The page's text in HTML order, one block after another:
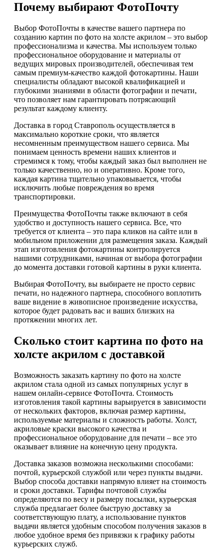
Почему выбирают ФотоПочту
Выбор ФотоПочты в качестве вашего партнера по
созданию картин по фото на холсте акрилом – это выбор
профессионализма и качества. Мы используем только
профессиональное оборудование и материалы от
ведущих мировых производителей, обеспечивая тем
самым премиум-качество каждой фотокартины. Наши
специалисты обладают высокой квалификацией и
глубокими знаниями в области фотографии и печати,
что позволяет нам гарантировать потрясающий
результат каждому клиенту.
Доставка в город Ставрополь осуществляется в
максимально короткие сроки, что является
несомненным преимуществом нашего сервиса. Мы
понимаем ценность времени наших клиентов и
стремимся к тому, чтобы каждый заказ был выполнен не
только качественно, но и оперативно. Кроме того,
каждая картина тщательно упаковывается, чтобы
исключить любые повреждения во время
транспортировки.
Преимущества ФотоПочты также включают в себя
удобство и доступность нашего сервиса. Все, что
требуется от клиента – это пара кликов на сайте или в
мобильном приложении для размещения заказа. Каждый
этап изготовления фотокартины контролируется
нашими сотрудниками, начиная от выбора фотографии
до момента доставки готовой картины в руки клиента.
Выбирая ФотоПочту, вы выбираете не просто сервис
печати, но надежного партнера, способного воплотить
ваше видение в живописное произведение искусства,
которое будет радовать вас и ваших близких на
протяжении многих лет.
Сколько стоит картина по фото на
холсте акрилом с доставкой
Возможность заказать картину по фото на холсте
акрилом стала одной из самых популярных услуг в
нашем онлайн-сервисе ФотоПочта. Стоимость
изготовления такой картины варьируется в зависимости
от нескольких факторов, включая размер картины,
используемые материалы и сложность работы. Холст,
акриловые краски высокого качества и
профессиональное оборудование для печати – все это
оказывает влияние на конечную цену продукта.
Доставка заказов возможна несколькими способами:
почтой, курьерской службой или через пункты выдачи.
Выбор способа доставки напрямую влияет на стоимость
и сроки доставки. Тарифы почтовой службы
определяются по весу и размеру посылки, курьерская
служба предлагает более быструю доставку за
соответствующую плату, а использование пунктов
выдачи является удобным способом получения заказов в
любое удобное время без привязки к графику работы
курьерских служб.